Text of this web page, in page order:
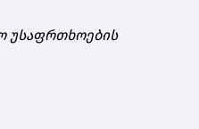
უსაფრთხოების